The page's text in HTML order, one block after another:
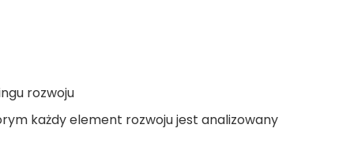
rozwoju
każdy element rozwoju jest analizowany